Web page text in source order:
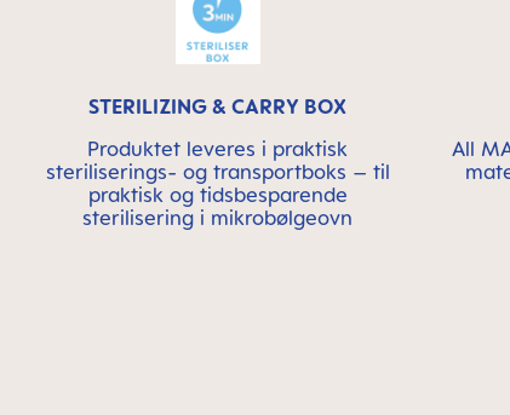
STERILIZING & CARRY BOX
Produktet leveres i praktisk
steriliserings- og transportboks – til
praktisk og tidsbesparende
sterilisering i mikrobølgeovn
All